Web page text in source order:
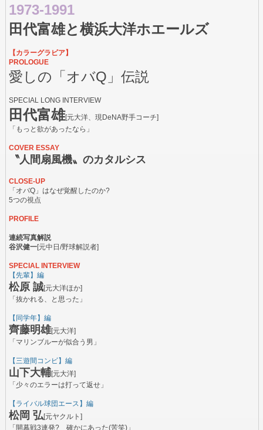
1973-1991
田代富雄と横浜大洋ホエールズ
【カラーグラビア】
PROLOGUE
愛しの「オバQ」伝説
SPECIAL LONG INTERVIEW
田代富雄[元大洋、現DeNA野手コーチ]
「もっと欲があったなら」
COVER ESSAY
〝人間扇風機〟のカタルシス
CLOSE-UP
「オバQ」はなぜ覚醒したのか?
5つの視点
PROFILE
連続写真解説
谷沢健一[元中日/野球解説者]
SPECIAL INTERVIEW
【先輩】編
松原 誠[元大洋ほか]
「抜かれる、と思った」
【同学年】編
齊藤明雄[元大洋]
「マリンブルーが似合う男」
【三遊間コンビ】編
山下大輔[元大洋]
「少々のエラーは打って返せ」
【ライバル球団エース】編
松岡 弘[元ヤクルト]
「開幕戦3連発? 確かにあった(苦笑)」